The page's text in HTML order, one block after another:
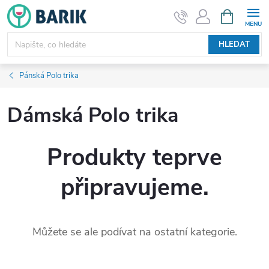
Přejít
na
obsah
HLEDAT
NÁKUPNÍ
KOŠÍK
Pánská Polo trika
Dámská Polo trika
Produkty teprve
připravujeme.
Můžete se ale podívat na ostatní kategorie.